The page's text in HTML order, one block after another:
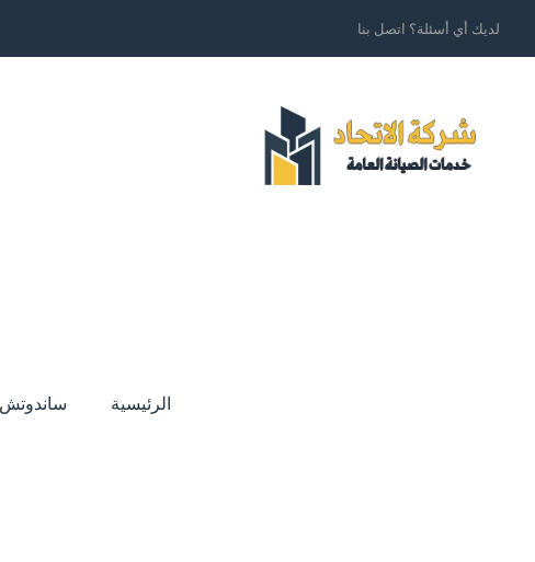
لديك أي أسئلة؟ اتصل بنا
الرئيسية ساندوتش